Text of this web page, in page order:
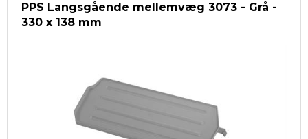
PPS Langsgående mellemvæg 3073 - Grå -
330 x 138 mm